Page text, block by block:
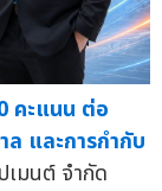
คะแนน ต่อ
ล และการกำกับ
มนต์ จำกัด